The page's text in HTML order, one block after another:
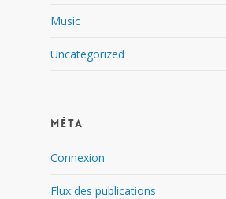
Music
Uncategorized
Méta
Connexion
Flux des publications